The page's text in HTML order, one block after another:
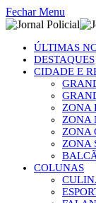
Fechar Menu
ÚLTIMAS
DESTAQUES
CIDADE E
ZONA
ZONA
ZONA
ZONA
COLUNAS